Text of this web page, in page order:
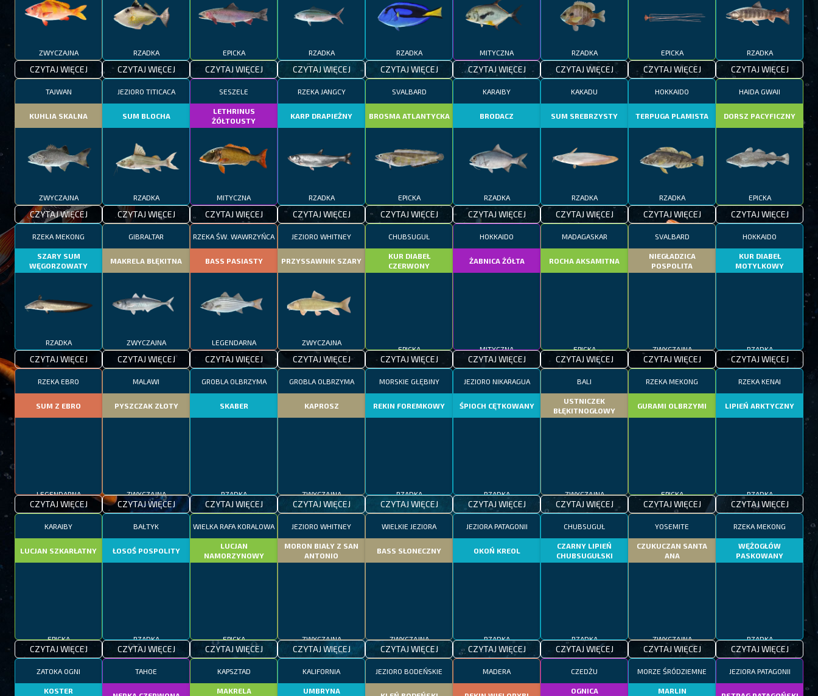
ZWYCZAJNA
CZYTAJ WIĘCEJ
RZADKA
CZYTAJ WIĘCEJ
EPICKA
CZYTAJ WIĘCEJ
RZADKA
CZYTAJ WIĘCEJ
RZADKA
CZYTAJ WIĘCEJ
MITYCZNA
CZYTAJ WIĘCEJ
RZADKA
CZYTAJ WIĘCEJ
EPICKA
CZYTAJ WIĘCEJ
RZADKA
CZYTAJ WIĘCEJ
TAJWAN
KUHLIA SKALNA
ZWYCZAJNA
CZYTAJ WIĘCEJ
JEZIORO TITICACA
SUM BLOCHA
RZADKA
CZYTAJ WIĘCEJ
SESZELE
LETHRINUS
ŻÓŁTOUSTY
MITYCZNA
CZYTAJ WIĘCEJ
RZEKA JANGCY
KARP DRAPIEŻNY
RZADKA
CZYTAJ WIĘCEJ
SVALBARD
BROSMA ATLANTYCKA
EPICKA
CZYTAJ WIĘCEJ
KARAIBY
BRODACZ
RZADKA
CZYTAJ WIĘCEJ
KAKADU
SUM SREBRZYSTY
RZADKA
CZYTAJ WIĘCEJ
HOKKAIDO
TERPUGA PLAMISTA
RZADKA
CZYTAJ WIĘCEJ
HAIDA GWAII
DORSZ PACYFICZNY
EPICKA
CZYTAJ WIĘCEJ
RZEKA MEKONG
SZARY SUM
WĘGORZOWATY
RZADKA
CZYTAJ WIĘCEJ
GIBRALTAR
MAKRELA BŁĘKITNA
ZWYCZAJNA
CZYTAJ WIĘCEJ
RZEKA ŚW. WAWRZYŃCA
BASS PASIASTY
LEGENDARNA
CZYTAJ WIĘCEJ
JEZIORO WHITNEY
PRZYSSAWNIK SZARY
ZWYCZAJNA
CZYTAJ WIĘCEJ
CHUBSUGUŁ
KUR DIABEŁ
CZERWONY
CZYTAJ WIĘCEJ
HOKKAIDO
ŻABNICA ŻÓŁTA
CZYTAJ WIĘCEJ
MADAGASKAR
ROCHA AKSAMITNA
CZYTAJ WIĘCEJ
SVALBARD
NIEGŁADZICA
POSPOLITA
CZYTAJ WIĘCEJ
HOKKAIDO
KUR DIABEŁ
MOTYLKOWY
CZYTAJ WIĘCEJ
RZEKA EBRO
SUM Z EBRO
CZYTAJ WIĘCEJ
MALAWI
PYSZCZAK ZŁOTY
CZYTAJ WIĘCEJ
GROBLA OLBRZYMA
SKABER
CZYTAJ WIĘCEJ
GROBLA OLBRZYMA
KAPROSZ
CZYTAJ WIĘCEJ
MORSKIE GŁĘBINY
REKIN FOREMKOWY
CZYTAJ WIĘCEJ
JEZIORO NIKARAGUA
ŚPIOCH CĘTKOWANY
CZYTAJ WIĘCEJ
BALI
USTNICZEK
BŁĘKITNOGŁOWY
CZYTAJ WIĘCEJ
RZEKA MEKONG
GURAMI OLBRZYMI
CZYTAJ WIĘCEJ
RZEKA KENAI
LIPIEŃ ARKTYCZNY
CZYTAJ WIĘCEJ
KARAIBY
LUCJAN SZKARŁATNY
CZYTAJ WIĘCEJ
BAŁTYK
ŁOSOŚ POSPOLITY
CZYTAJ WIĘCEJ
WIELKA RAFA KORALOWA
LUCJAN
NAMORZYNOWY
CZYTAJ WIĘCEJ
JEZIORO WHITNEY
MORON BIAŁY Z SAN
ANTONIO
CZYTAJ WIĘCEJ
WIELKIE JEZIORA
BASS SŁONECZNY
CZYTAJ WIĘCEJ
JEZIORA PATAGONII
OKOŃ KREOL
CZYTAJ WIĘCEJ
CHUBSUGUŁ
CZARNY LIPIEŃ
CHUBSUGUŁSKI
CZYTAJ WIĘCEJ
YOSEMITE
CZUKUCZAN SANTA
ANA
CZYTAJ WIĘCEJ
RZEKA MEKONG
WĘŻOGŁÓW
PASKOWANY
CZYTAJ WIĘCEJ
ZATOKA OGNI
KOSTER
TAHOE KAPSZTAD
MAKRELA
KALIFORNIA
UMBRYNA
JEZIORO BODEŃSKIE MADERA CZEDŻU
OGNICA
MORZE ŚRÓDZIEMNE
MARLIN
JEZIORA PATAGONII